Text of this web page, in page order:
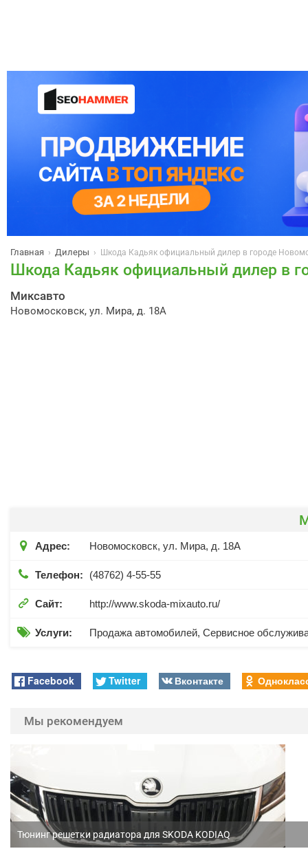
Главная › Дилеры › Шкода Кадьяк официальный дилер в городе
Шкода Кадьяк официальный дилер в
Миксавто
Новомосковск, ул. Мира, д. 18А
 Адрес: Новомосковск, ул. Мира, д. 18А
 Телефон: (48762) 4-55-55
 Сайт: http://www.skoda-mixauto.ru/
 Услуги: Продажа автомобилей, Сервисное
Facebook Twitter Вконтакте
Мы рекомендуем
Тюнинг решетки радиатора для SKODA KODIAQ